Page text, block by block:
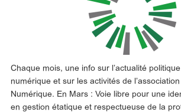
Chaque mois, une info sur l’actualité
numérique et sur les activités de
Numérique. En Mars : Voie libre pour une
en gestion étatique et respectueuse de la